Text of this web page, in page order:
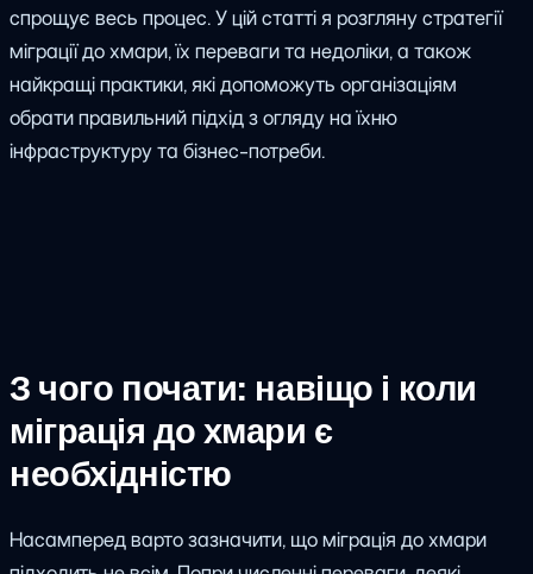
спрощує весь процес. У цій статті я розгляну стратегії
міграції до хмари, їх переваги та недоліки, а також
найкращі практики, які допоможуть організаціям
обрати правильний підхід з огляду на їхню
інфраструктуру та бізнес-потреби.
З чого почати: навіщо і коли
міграція до хмари є
необхідністю
Насамперед варто зазначити, що міграція до хмари